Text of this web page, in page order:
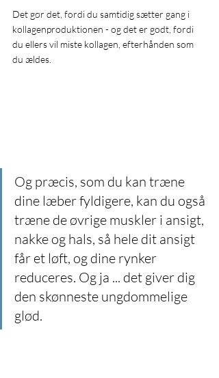
Det gør det, fordi du samtidig sætter gang i
kollagenproduktionen - og det er godt, fordi
du ellers vil miste kollagen, efterhånden som
du ældes.
Og præcis, som du kan træne
dine læber fyldigere, kan du også
træne de øvrige muskler i ansigt,
nakke og hals, så hele dit ansigt
får et løft, og dine rynker
reduceres. Og ja ... det giver dig
den skønneste ungdommelige
glød.